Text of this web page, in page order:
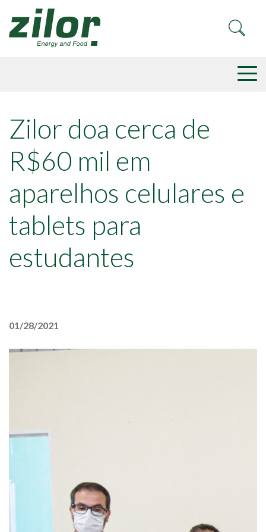
Zilor doa cerca de
R$60 mil em
aparelhos celulares e
tablets para
estudantes
01/28/2021